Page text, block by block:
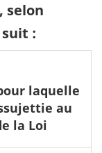
selon
:
laquelle
au
la Loi